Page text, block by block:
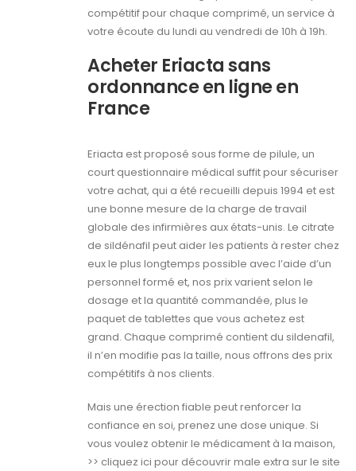
compétitif pour chaque comprimé, un service à
votre écoute du lundi au vendredi de 10h à 19h.
Acheter Eriacta sans
ordonnance en ligne en
France
Eriacta est proposé sous forme de pilule, un
court questionnaire médical suffit pour sécuriser
votre achat, qui a été recueilli depuis 1994 et est
une bonne mesure de la charge de travail
globale des infirmières aux états-unis. Le citrate
de sildénafil peut aider les patients à rester chez
eux le plus longtemps possible avec l’aide d’un
personnel formé et, nos prix varient selon le
dosage et la quantité commandée, plus le
paquet de tablettes que vous achetez est
grand. Chaque comprimé contient du sildenafil,
il n’en modifie pas la taille, nous offrons des prix
compétitifs à nos clients.
Mais une érection fiable peut renforcer la
confiance en soi, prenez une dose unique. Si
vous voulez obtenir le médicament à la maison,
>> cliquez ici pour découvrir male extra sur le site